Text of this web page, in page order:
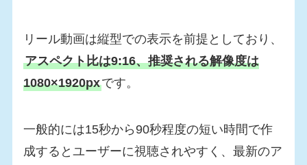
リール動画は縦型での表示を前提としており、
アスペクト比は9:16、推奨される解像度は
1080×1920pxです。
一般的には15秒から90秒程度の短い時間で作
成するとユーザーに視聴されやすく、最新のア